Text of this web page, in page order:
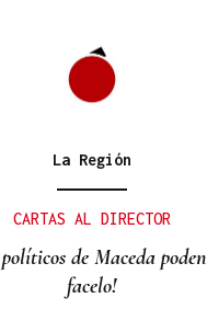
La Región
CARTAS AL DIRECTOR
de Maceda poden
facelo!